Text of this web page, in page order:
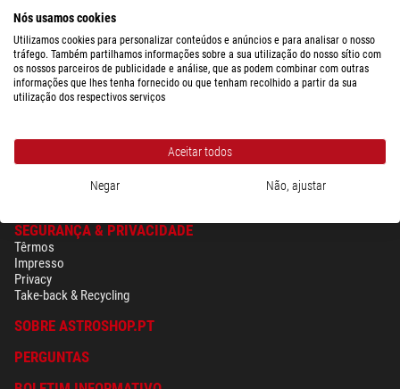
$ 80,00
SEGURANÇA & PRIVACIDADE
Têrmos
Impresso
Privacy
Take-back & Recycling
SOBRE ASTROSHOP.PT
PERGUNTAS
Nós usamos cookies
Utilizamos cookies para personalizar conteúdos e anúncios e para analisar o nosso
tráfego. Também partilhamos informações sobre a sua utilização do nosso sítio com
os nossos parceiros de publicidade e análise, que as podem combinar com outras
informações que lhes tenha fornecido ou que tenham recolhido a partir da sua
utilização dos respectivos serviços
Aceitar todos
Negar Não, ajustar